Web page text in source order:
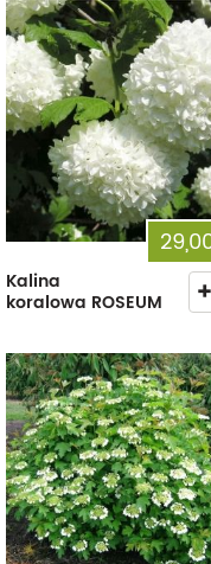
Kalina
koralowa ROSEUM